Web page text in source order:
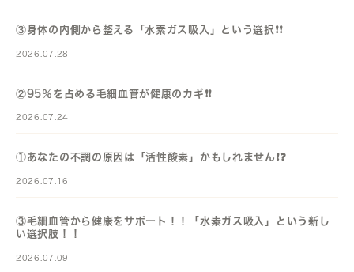
③身体の内側から整える「水素ガス吸入」という選択❗️❗️
2026.07.28
②95％を占める毛細血管が健康のカギ❗️❗️
2026.07.24
①あなたの不調の原因は「活性酸素」かもしれません❗️❓️
2026.07.16
③毛細血管から健康をサポート！！「水素ガス吸入」という新し
い選択肢！！
2026.07.09